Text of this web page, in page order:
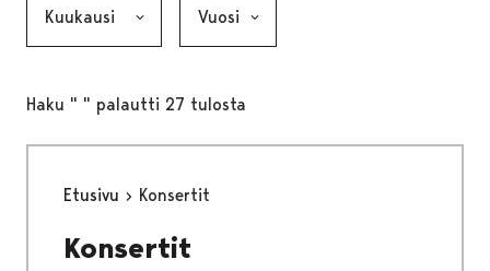
Haku " " palautti 27 tulosta
Etusivu Konsertit
Konsertit